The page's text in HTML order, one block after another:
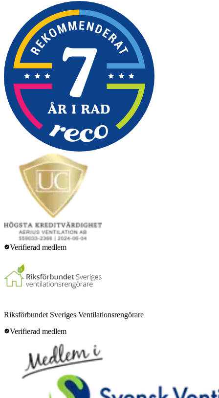
Verifierad medlem
Riksförbundet Sveriges Ventilationsrengörare
Verifierad medlem